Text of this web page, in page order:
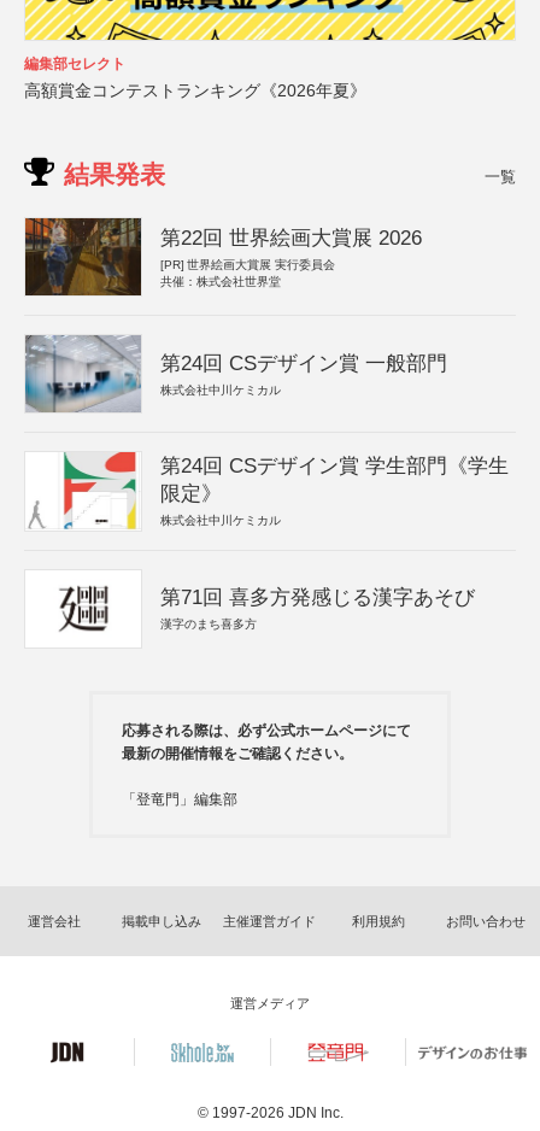
編集部セレクト
高額賞金コンテストランキング《2026年夏》
結果発表 一覧
第22回 世界絵画大賞展 2026
[PR] 世界絵画大賞展 実行委員会
共催：株式会社世界堂
第24回 CSデザイン賞 一般部門
株式会社中川ケミカル
第24回 CSデザイン賞 学生部門《学生
限定》
株式会社中川ケミカル
第71回 喜多方発感じる漢字あそび
漢字のまち喜多方
応募される際は、必ず公式ホームページにて
最新の開催情報をご確認ください。
「登竜門」編集部
運営会社 掲載申し込み 主催運営ガイド 利用規約 お問い合わせ
運営メディア
© 1997-2026 JDN Inc.